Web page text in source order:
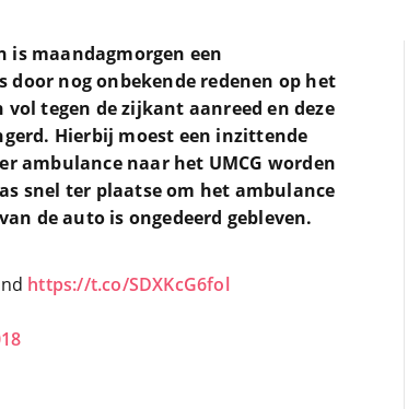
is maandagmorgen een
door nog onbekende redenen op het
tegen de zijkant aanreed en deze
Hierbij moest een inzittende
ambulance naar het UMCG worden
snel ter plaatse om het ambulance
de auto is ongedeerd gebleven.
https://t.co/SDXKcG6fol